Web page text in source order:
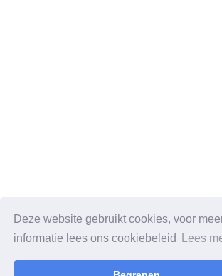
Deze website gebruikt cookies, voor
informatie lees ons cookiebeleid
Lees